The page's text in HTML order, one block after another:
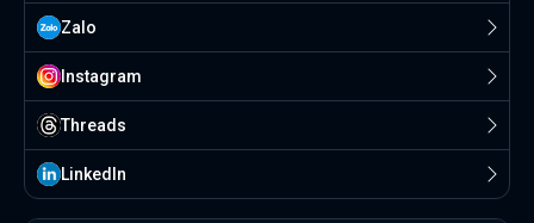
Zalo
Instagram
Threads
Linkedln